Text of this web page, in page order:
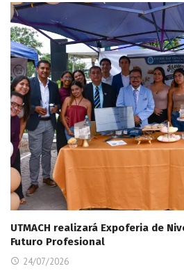
UTMACH realizará Expoferia de
Futuro Profesional
24/07/2026